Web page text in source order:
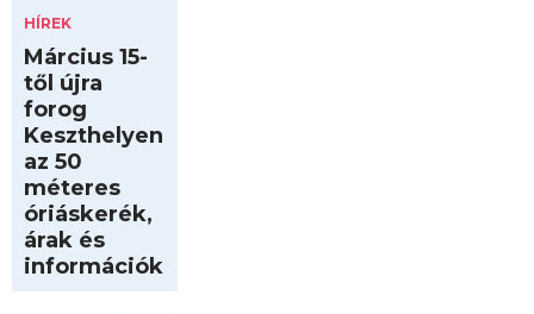
HÍREK
Március 15-
től újra
forog
Keszthelyen
az 50
méteres
óriáskerék,
árak és
információk